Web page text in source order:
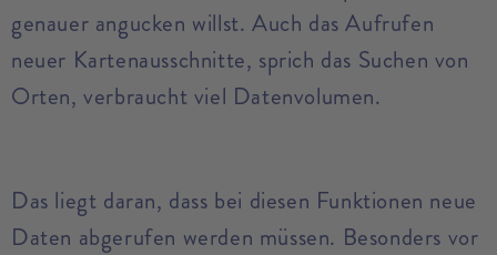
genauer angucken willst. Auch das Aufrufen
neuer Kartenausschnitte, sprich das Suchen von
Orten, verbraucht viel Datenvolumen.
Das liegt daran, dass bei diesen Funktionen neue
Daten abgerufen werden müssen. Besonders vor